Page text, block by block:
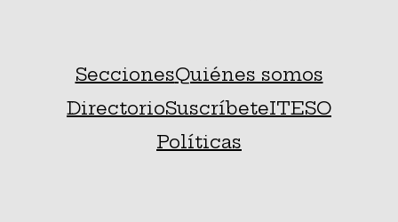
SeccionesQuiénes somos
DirectorioSuscríbeteITESO
Políticas